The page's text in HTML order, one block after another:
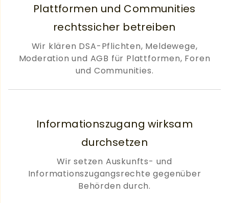
Plattformen und Communities
rechtssicher betreiben
Wir klären DSA-Pflichten, Meldewege,
Moderation und AGB für Plattformen, Foren
und Communities.
Informationszugang wirksam
durchsetzen
Wir setzen Auskunfts- und
Informationszugangsrechte gegenüber
Behörden durch.